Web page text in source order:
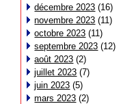
décembre 2023 (16)
novembre 2023 (11)
octobre 2023 (11)
septembre 2023 (12)
août 2023 (2)
juillet 2023 (7)
juin 2023 (5)
mars 2023 (2)